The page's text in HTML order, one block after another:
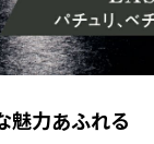
魅力あふれる